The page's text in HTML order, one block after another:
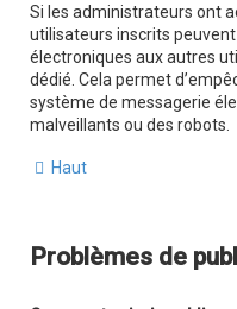
Si les administrateurs ont
utilisateurs inscrits
électroniques aux autres
dédié. Cela permet
système de messagerie
malveillants ou des robots.
Haut
Problèmes de